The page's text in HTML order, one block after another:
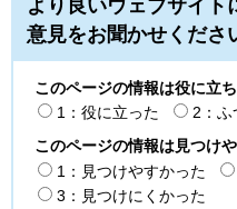
より良いウェブサイト
意見をお聞かせくださ
このページの情報は役に立
1：役に立った
2：ふ
このページの情報は見つけ
1：見つけやすかった
3：見つけにくかった